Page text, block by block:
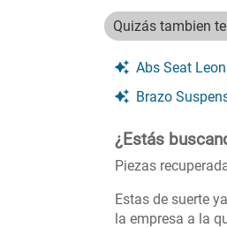
Quizás tambien
Abs Seat Leon
Brazo
¿Estás
Piezas
Estas de suerte
la empresa a la